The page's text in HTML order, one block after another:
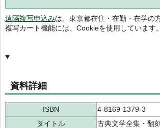
遠隔複写申込みは、東京都在住・在勤・在学の
複写カート機能には、Cookieを使用していま
資料詳細
ISBN
4-8169-1379-3
タイトル
古典文学全集・翻